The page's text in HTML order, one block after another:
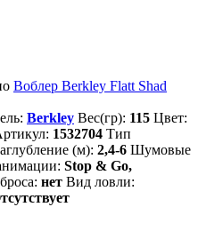
Воблер Berkley Flatt Shad
Berkley Вес(гр): 115 Цвет:
1532704 Тип
(м): 2,4-6 Шумовые
Stop & Go,
нет Вид ловли: